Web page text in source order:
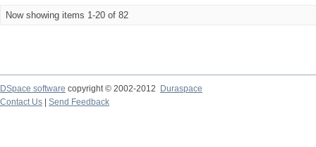
Now showing items 1-20 of 82
DSpace software copyright © 2002-2012
Duraspace
Contact Us
Send Feedback